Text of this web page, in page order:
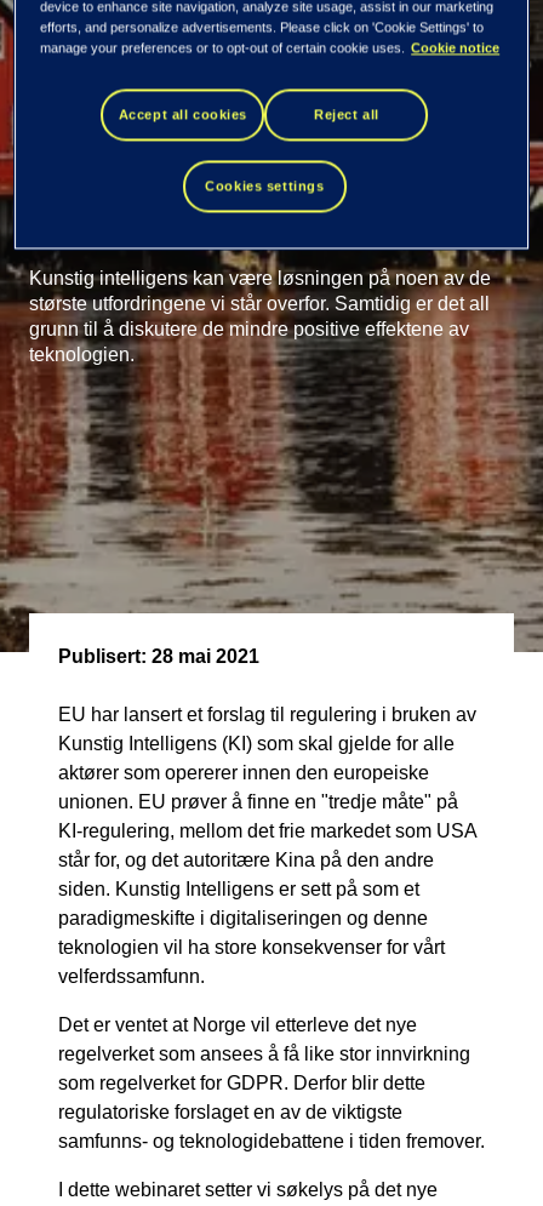
Intelligens som vil få
stor konsekvens for
Kunstig intelligens kan være løsningen på noen av de
største utfordringene vi står overfor. Samtidig er det all
grunn til å diskutere de mindre positive effektene av
teknologien.
Publisert: 28 mai 2021
EU har lansert et forslag til regulering i bruken av
Kunstig Intelligens (KI) som skal gjelde for alle
aktører som opererer innen den europeiske
unionen. EU prøver å finne en "tredje måte" på
KI-regulering, mellom det frie markedet som USA
står for, og det autoritære Kina på den andre
siden. Kunstig Intelligens er sett på som et
paradigmeskifte i digitaliseringen og denne
teknologien vil ha store konsekvenser for vårt
velferdssamfunn.
Det er ventet at Norge vil etterleve det nye
regelverket som ansees å få like stor innvirkning
som regelverket for GDPR. Derfor blir dette
regulatoriske forslaget en av de viktigste
samfunns- og teknologidebattene i tiden fremover.
I dette webinaret setter vi søkelys på det nye
device to enhance site navigation, analyze site usage, assist in our marketing
efforts, and personalize advertisements. Please click on 'Cookie Settings' to
manage your preferences or to opt-out of certain cookie uses.
Cookie notice
Accept all cookies Reject all
Cookies settings